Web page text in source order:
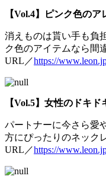
【Vol.4】ピンク色のア
消えものは貰い手も負
ク色のアイテムなら間
URL／https://
【Vol.5】女性のドキ
パートナーに今さら愛
方にぴったりのネック
URL／https://